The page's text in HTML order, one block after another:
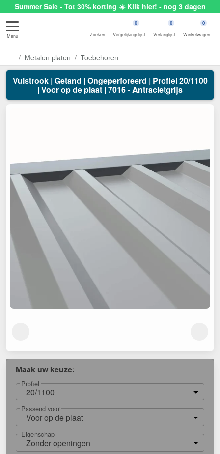
Summer Sale - Tot 30% korting ☀️ Klik hier! - nog 3 dagen
Menu Zoeken
0
Vergelijkingslijst
0
Verlanglijst
0
Winkelwagen
Metalen platen Toebehoren
Vulstrook | Getand | Ongeperforeerd | Profiel 20/1100
| Voor op de plaat | 7016 - Antracietgrijs
Maak uw keuze:
Profiel
20/1100
Passend voor
Voor op de plaat
Eigenschap
Zonder openingen